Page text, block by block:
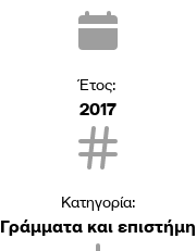
Έτος:
2017
Κατηγορία:
Γράμματα και επιστήμη